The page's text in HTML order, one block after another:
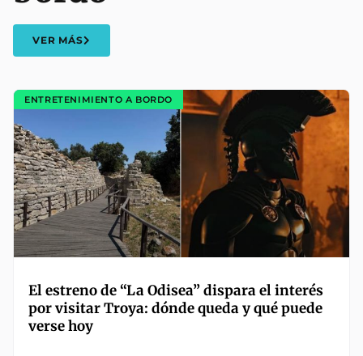
VER MÁS
ENTRETENIMIENTO A BORDO
El estreno de “La Odisea” dispara el interés
por visitar Troya: dónde queda y qué puede
verse hoy